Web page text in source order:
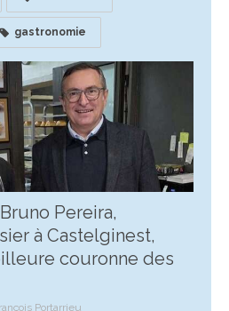
gastronomie
Pereira,
à Castelginest,
couronne des
Portarrieu